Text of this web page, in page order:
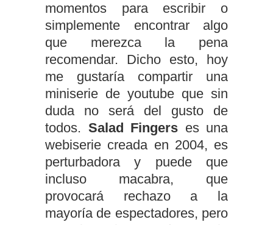
momentos para escribir o
simplemente encontrar algo
que merezca la pena
recomendar. Dicho esto, hoy
me gustaría compartir una
miniserie de youtube que sin
duda no será del gusto de
todos. Salad Fingers es una
webiserie creada en 2004, es
perturbadora y puede que
incluso macabra, que
provocará rechazo a la
mayoría de espectadores, pero